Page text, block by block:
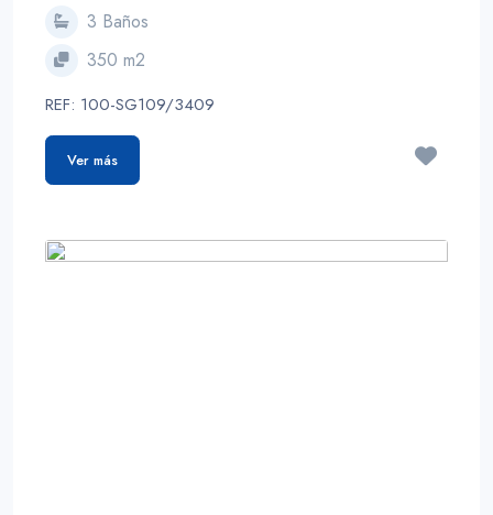
3 Baños
350 m2
REF: 100-SG109/3409
Ver más